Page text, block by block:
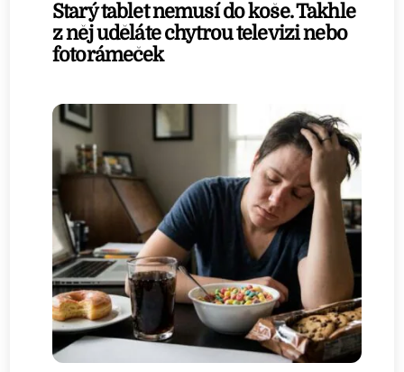
Starý tablet nemusí do koše. Takhle
z něj uděláte chytrou televizi nebo
fotorámeček